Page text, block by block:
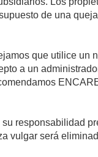
de una
que utilice un
a un
responsabilidad
vulgar será